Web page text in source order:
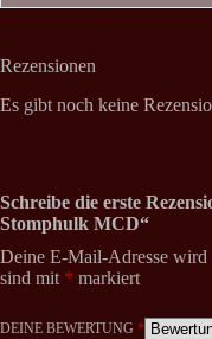
Rezensionen
Es gibt noch keine
Schreibe die erste
Stomphulk MCD“
Deine E-Mail-Adresse
sind mit * markiert
DEINE BEWERTUNG *